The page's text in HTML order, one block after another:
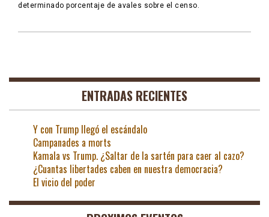
determinado porcentaje de avales sobre el censo.
ENTRADAS RECIENTES
Y con Trump llegó el escándalo
Campanades a morts
Kamala vs Trump. ¿Saltar de la sartén para caer al cazo?
¿Cuantas libertades caben en nuestra democracia?
El vicio del poder